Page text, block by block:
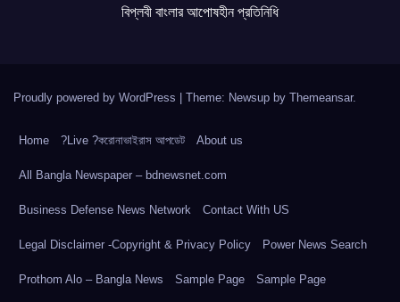
বিপ্লবী বাংলার আপোষহীন প্রতিনিধি
Proudly powered by WordPress Theme: Newsup by Themeansar.
Home ?Live ?করোনাভাইরাস আপডেট About us
All Bangla Newspaper – bdnewsnet.com
Business Defense News Network Contact With US
Legal Disclaimer -Copyright & Privacy Policy Power News Search
Prothom Alo – Bangla News Sample Page Sample Page